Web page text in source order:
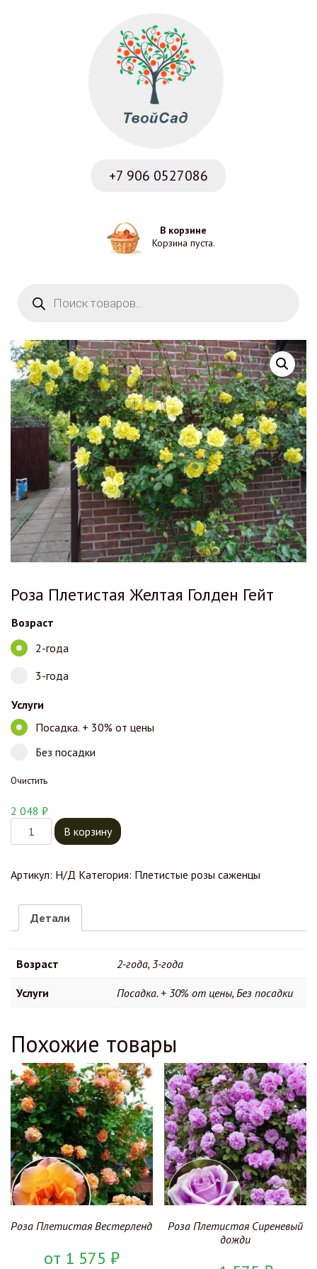
+7 906 0527086
В корзине
Корзина пуста.
Роза Плетистая Желтая Голден Гейт
Возраст
2-года
3-года
Услуги
Посадка. + 30% от цены
Без посадки
Очистить
2 048 ₽
Количество товара Роза Плетистая Желтая Голден Гейт
В корзину
Артикул: Н/Д Категория: Плетистые розы саженцы
Детали
Возраст 2-года, 3-года
Услуги Посадка. + 30% от цены, Без посадки
Похожие товары
Роза Плетистая Вестерленд
от 1 575 ₽
Роза Плетистая Сиреневый
дожди